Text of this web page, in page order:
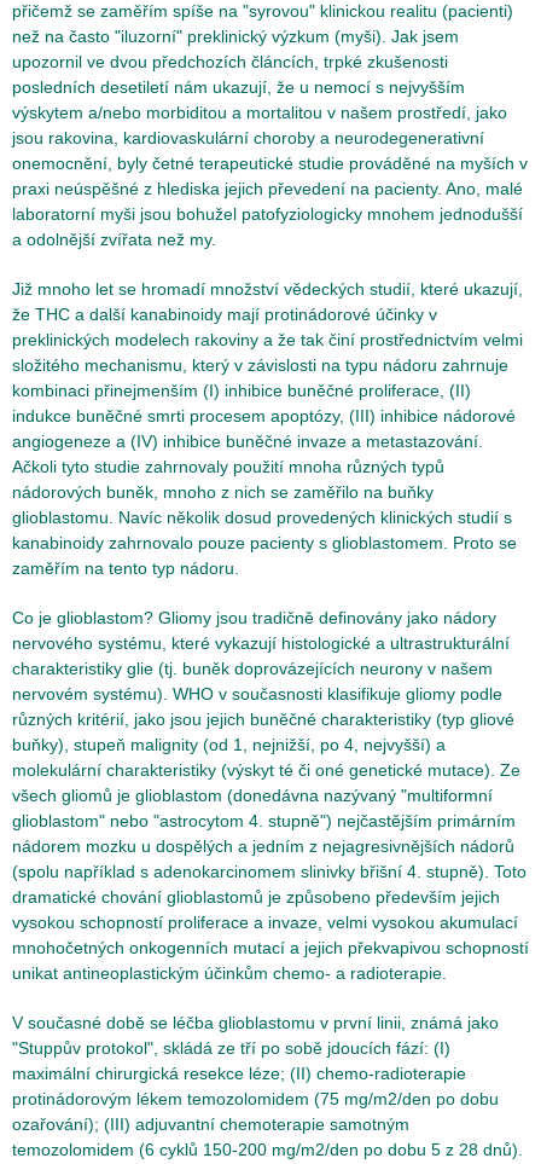
přičemž se zaměřím spíše na "syrovou" klinickou realitu (pacienti)
než na často "iluzorní" preklinický výzkum (myši). Jak jsem
upozornil ve dvou předchozích článcích, trpké zkušenosti
posledních desetiletí nám ukazují, že u nemocí s nejvyšším
výskytem a/nebo morbiditou a mortalitou v našem prostředí, jako
jsou rakovina, kardiovaskulární choroby a neurodegenerativní
onemocnění, byly četné terapeutické studie prováděné na myších v
praxi neúspěšné z hlediska jejich převedení na pacienty. Ano, malé
laboratorní myši jsou bohužel patofyziologicky mnohem jednodušší
a odolnější zvířata než my.
Již mnoho let se hromadí množství vědeckých studií, které ukazují,
že THC a další kanabinoidy mají protinádorové účinky v
preklinických modelech rakoviny a že tak činí prostřednictvím velmi
složitého mechanismu, který v závislosti na typu nádoru zahrnuje
kombinaci přinejmenším (I) inhibice buněčné proliferace, (II)
indukce buněčné smrti procesem apoptózy, (III) inhibice nádorové
angiogeneze a (IV) inhibice buněčné invaze a metastazování.
Ačkoli tyto studie zahrnovaly použití mnoha různých typů
nádorových buněk, mnoho z nich se zaměřilo na buňky
glioblastomu. Navíc několik dosud provedených klinických studií s
kanabinoidy zahrnovalo pouze pacienty s glioblastomem. Proto se
zaměřím na tento typ nádoru.
Co je glioblastom? Gliomy jsou tradičně definovány jako nádory
nervového systému, které vykazují histologické a ultrastrukturální
charakteristiky glie (tj. buněk doprovázejících neurony v našem
nervovém systému). WHO v současnosti klasifikuje gliomy podle
různých kritérií, jako jsou jejich buněčné charakteristiky (typ gliové
buňky), stupeň malignity (od 1, nejnižší, po 4, nejvyšší) a
molekulární charakteristiky (výskyt té či oné genetické mutace). Ze
všech gliomů je glioblastom (donedávna nazývaný "multiformní
glioblastom" nebo "astrocytom 4. stupně") nejčastějším primárním
nádorem mozku u dospělých a jedním z nejagresivnějších nádorů
(spolu například s adenokarcinomem slinivky břišní 4. stupně). Toto
dramatické chování glioblastomů je způsobeno především jejich
vysokou schopností proliferace a invaze, velmi vysokou akumulací
mnohočetných onkogenních mutací a jejich překvapivou schopností
unikat antineoplastickým účinkům chemo- a radioterapie.
V současné době se léčba glioblastomu v první linii, známá jako
"Stuppův protokol", skládá ze tří po sobě jdoucích fází: (I)
maximální chirurgická resekce léze; (II) chemo-radioterapie
protinádorovým lékem temozolomidem (75 mg/m2/den po dobu
ozařování); (III) adjuvantní chemoterapie samotným
temozolomidem (6 cyklů 150-200 mg/m2/den po dobu 5 z 28 dnů).